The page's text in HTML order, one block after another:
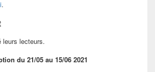
.
leurs lecteurs.
du 21/05 au 15/06 2021